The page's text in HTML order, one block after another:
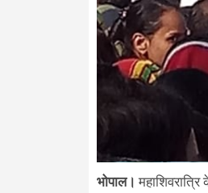
भोपाल।